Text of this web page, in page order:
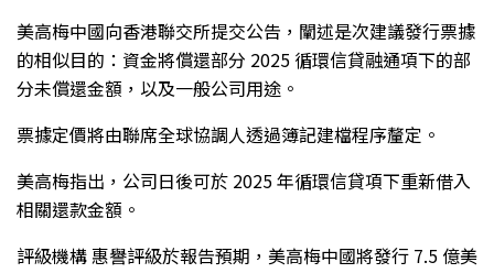
美高梅中國向香港聯交所提交公告，闡述是次建議發行票據
的相似目的：資金將償還部分 2025 循環信貸融通項下的部
分未償還金額，以及一般公司用途。
票據定價將由聯席全球協調人透過簿記建檔程序釐定。
美高梅指出，公司日後可於 2025 年循環信貸項下重新借入
相關還款金額。
評級機構 惠譽評級於報告預期，美高梅中國將發行 7.5 億美